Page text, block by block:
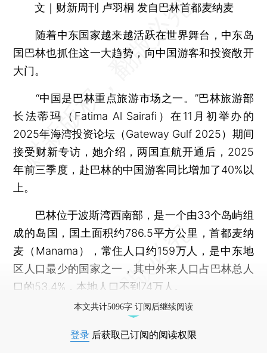
文｜财新周刊 卢羽桐 发自巴林首都麦纳麦
随着中东国家越来越活跃在世界舞台，中东岛
国巴林也抓住这一大趋势，向中国游客和投资敞开
大门。
“中国是巴林重点旅游市场之一。”巴林旅游部
长法蒂玛（Fatima Al Sairafi）在11月初举办的
2025年海湾投资论坛（Gateway Gulf 2025）期间
接受财新专访，她介绍，两国直航开通后，2025
年前三季度，赴巴林的中国游客同比增加了40%以
上。
巴林位于波斯湾西南部，是一个由33个岛屿组
成的岛国，国土面积约786.5平方公里，首都麦纳
麦（Manama），常住人口约159万人，是中东地
区人口最少的国家之一，其中外来人口占巴林总人
口的53.4%，本地人口不到74万人。
本文共计5096字 订阅后继续阅读
登录 后获取已订阅的阅读权限